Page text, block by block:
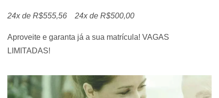
24x de R$555,56 24x de R$500,00
Aproveite e garanta já a sua matrícula! VAGAS
LIMITADAS!